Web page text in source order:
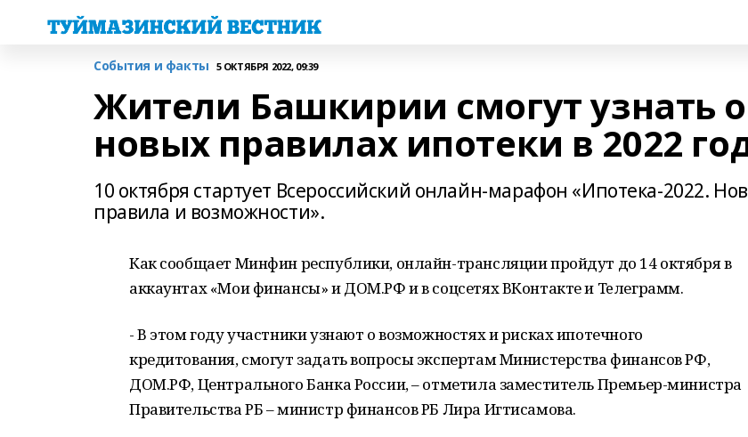
События и факты 5 ОКТЯБРЯ 2022, 09:39
Жители Башкирии смогут узнать о
новых правилах ипотеки в 2022
10 октября стартует Всероссийский онлайн-марафон «Ипотека-2022.
правила и возможности».
Как сообщает Минфин республики, онлайн-трансляции пройдут до 14 октября в
аккаунтах «Мои финансы» и ДОМ.РФ и в соцсетях ВКонтакте и Teлеграмм.
- В этом году участники узнают о возможностях и рисках ипотечного
кредитования, смогут задать вопросы экспертам Министерства финансов РФ,
ДОМ.РФ, Центрального Банка России, – отметила заместитель Премьер-министра
Правительства РБ – министр финансов РБ Лира Игтисамова.